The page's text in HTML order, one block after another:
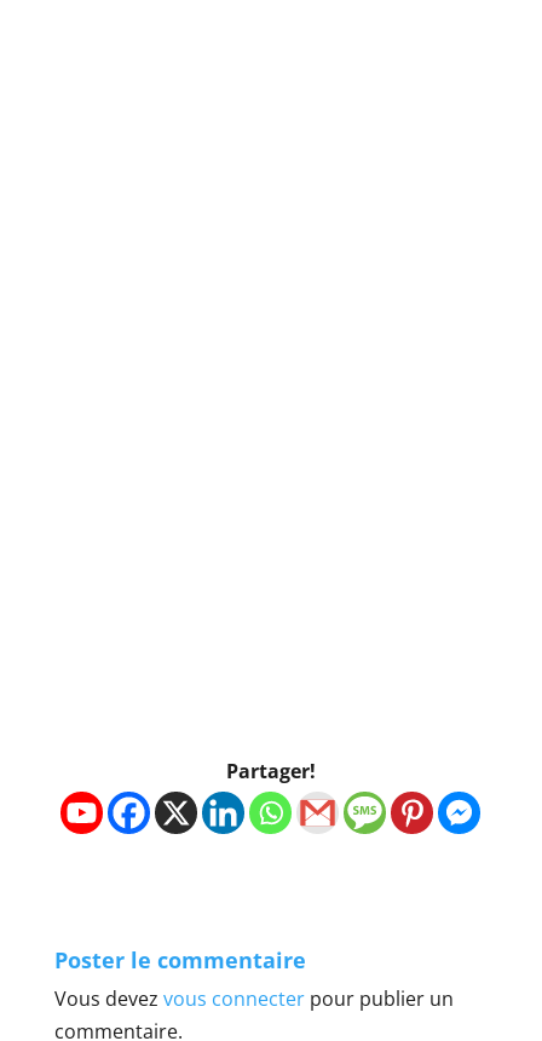
Partager!
Poster le commentaire
Vous devez vous connecterpour publier un
commentaire.